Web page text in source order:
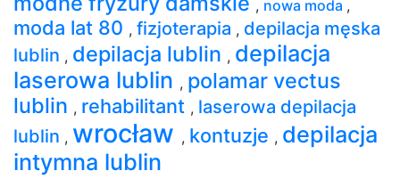
, nowa moda ,
moda lat 80 , fizjoterapia , depilacja męska
lublin , depilacja lublin , depilacja
laserowa lublin , polamar vectus
lublin , rehabilitant , laserowa depilacja
lublin , wrocław , kontuzje , depilacja
intymna lublin